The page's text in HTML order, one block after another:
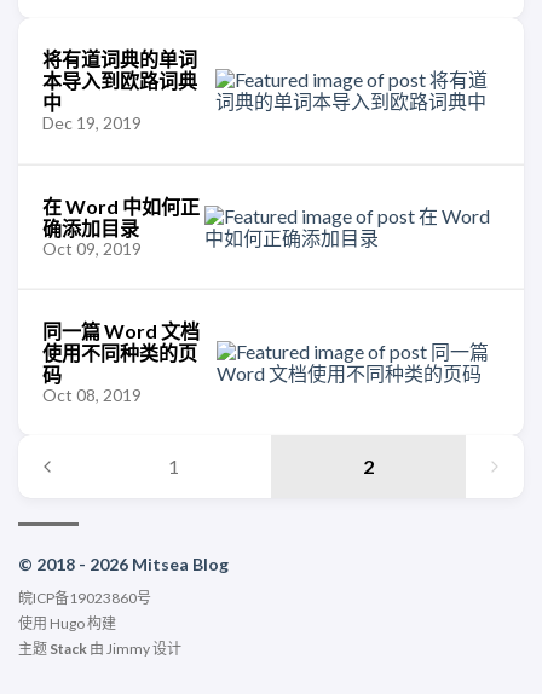
将有道词典的单词
本导入到欧路词典
中
Dec 19, 2019
在 Word 中如何正
确添加目录
Oct 09, 2019
同一篇 Word 文档
使用不同种类的页
码
Oct 08, 2019
1 2
© 2018 - 2026 Mitsea Blog
皖ICP备19023860号
使用 Hugo构建
主题 Stack 由 Jimmy设计